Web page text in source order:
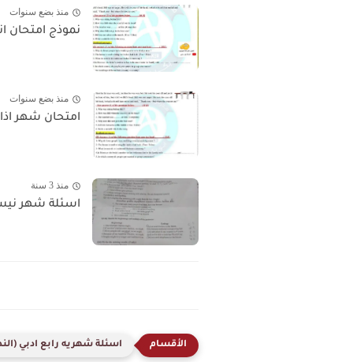
منذ بضع سنوات
نموذج امتحان
منذ بضع سنوات
امتحان شهر
منذ 3 سنة
اسئلة شهر
اسئلة شهريه رابع ادبي